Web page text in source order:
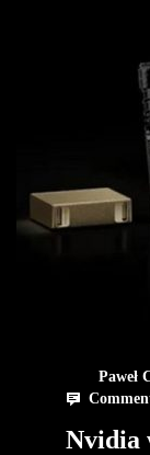
Paweł
Nvidia